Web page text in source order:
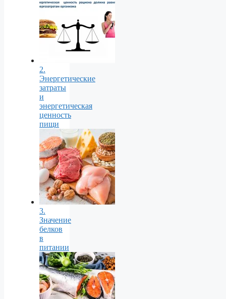
2.
Энергетические
затраты
и
энергетическая
ценность
пищи
3.
Значение
белков
в
питании